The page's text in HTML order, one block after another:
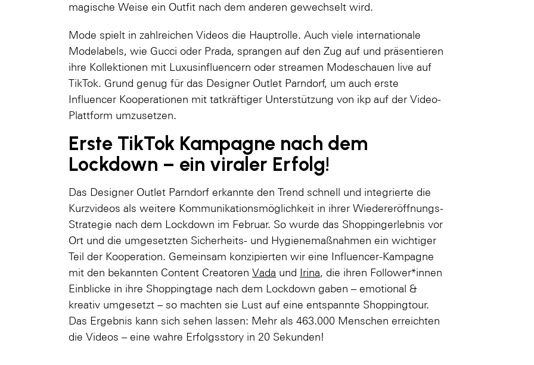
magische Weise ein Outfit nach dem anderen gewechselt wird.
Mode spielt in zahlreichen Videos die Hauptrolle. Auch viele internationale
Modelabels, wie Gucci oder Prada, sprangen auf den Zug auf und präsentieren
ihre Kollektionen mit Luxusinfluencern oder streamen Modeschauen live auf
TikTok. Grund genug für das Designer Outlet Parndorf, um auch erste
Influencer Kooperationen mit tatkräftiger Unterstützung von ikp auf der Video-
Plattform umzusetzen.
Erste TikTok Kampagne nach dem
Lockdown – ein viraler Erfolg!
Das Designer Outlet Parndorf erkannte den Trend schnell und integrierte die
Kurzvideos als weitere Kommunikationsmöglichkeit in ihrer Wiedereröffnungs-
Strategie nach dem Lockdown im Februar. So wurde das Shoppingerlebnis vor
Ort und die umgesetzten Sicherheits- und Hygienemaßnahmen ein wichtiger
Teil der Kooperation. Gemeinsam konzipierten wir eine Influencer-Kampagne
mit den bekannten Content Creatoren Vada und Irina, die ihren Follower*innen
Einblicke in ihre Shoppingtage nach dem Lockdown gaben – emotional &
kreativ umgesetzt – so machten sie Lust auf eine entspannte Shoppingtour.
Das Ergebnis kann sich sehen lassen: Mehr als 463.000 Menschen erreichten
die Videos – eine wahre Erfolgsstory in 20 Sekunden!